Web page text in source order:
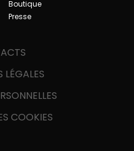
Boutique
Presse
LÉGALES
COOKIES